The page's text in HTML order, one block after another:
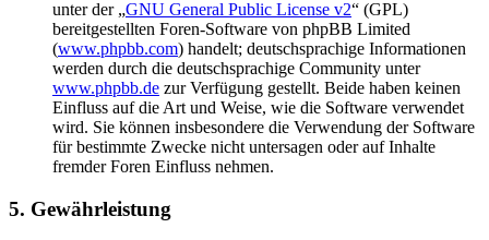
unter der „GNU General Public License v2“ (GPL)
bereitgestellten Foren-Software von phpBB Limited
(www.phpbb.com) handelt; deutschsprachige Informationen
werden durch die deutschsprachige Community unter
www.phpbb.de zur Verfügung gestellt. Beide haben keinen
Einfluss auf die Art und Weise, wie die Software verwendet
wird. Sie können insbesondere die Verwendung der Software
für bestimmte Zwecke nicht untersagen oder auf Inhalte
fremder Foren Einfluss nehmen.
5. Gewährleistung